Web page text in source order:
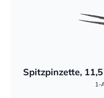
Spitzpinzette,
1-